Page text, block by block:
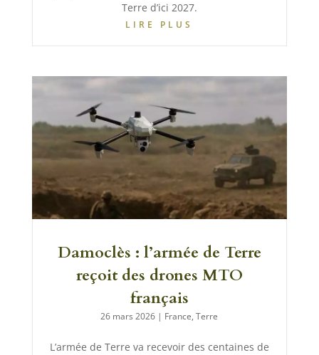
Terre d’ici 2027.
LIRE PLUS
Damoclès : l’armée de Terre
reçoit des drones MTO
français
26 mars 2026 | France,Terre
L’armée de Terre va recevoir des centaines de